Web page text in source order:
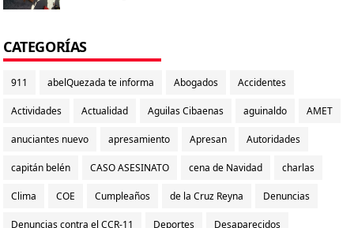
CATEGORÍAS
911 abelQuezada te informa Abogados Accidentes
Actividades Actualidad Aguilas Cibaenas aguinaldo AMET
anuciantes nuevo apresamiento Apresan Autoridades
capitán belén CASO ASESINATO cena de Navidad charlas
Clima COE Cumpleaños de la Cruz Reyna Denuncias
Denuncias contra el CCR-11 Deportes Desaparecidos